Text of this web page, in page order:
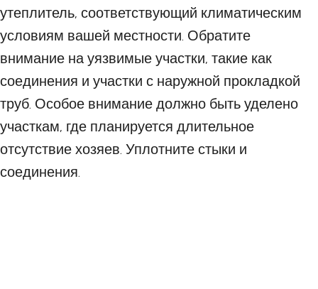
утеплитель, соответствующий климатическим
условиям вашей местности. Обратите
внимание на уязвимые участки, такие как
соединения и участки с наружной прокладкой
труб. Особое внимание должно быть уделено
участкам, где планируется длительное
отсутствие хозяев. Уплотните стыки и
соединения.